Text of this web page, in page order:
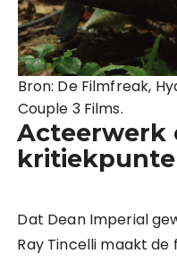
Bron: De Filmfreak,
Couple 3 Films.
Acteerwerk
Dat Dean Imperial
Ray Tincelli maakt